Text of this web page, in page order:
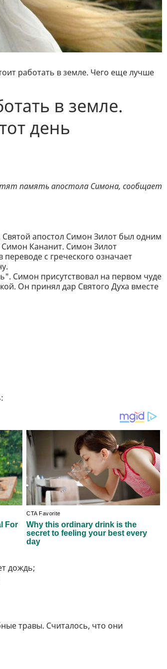
работать в земле. Чего еще лучше
в земле.
день
память апостола Симона, сообщает
апостол Симон Зилот был одним
Симон Кананит. Симон Зилот
с греческого означает
Симон присутствовал на первом чуде
Он принял дар Святого Духа вместе
дождь;
травы. Считалось, что они